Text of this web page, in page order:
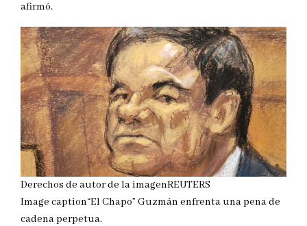
afirmó.
Derechos de autor de la imagenREUTERS
Image caption“El Chapo” Guzmán enfrenta una pena de
cadena perpetua.